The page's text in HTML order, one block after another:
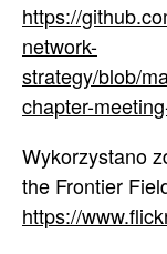
https://
network-
strategy/blob/
chapter-
Wykorzystano
the Frontier
https://